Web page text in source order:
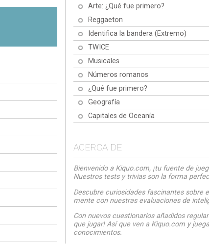
Arte: ¿Qué fue primero?
Reggaeton
Identifica la bandera (Extremo)
TWICE
Musicales
Números romanos
¿Qué fue primero?
Geografía
Capitales de Oceanía
ACERCA DE
Bienvenido a Kiquo.com, ¡tu fuente de
Nuestros tests y trivias son la forma
Descubre curiosidades fascinantes sobre
mente con nuestras evaluaciones de
Con nuevos cuestionarios añadidos
que jugar! Así que ven a Kiquo.com y
conocimientos.